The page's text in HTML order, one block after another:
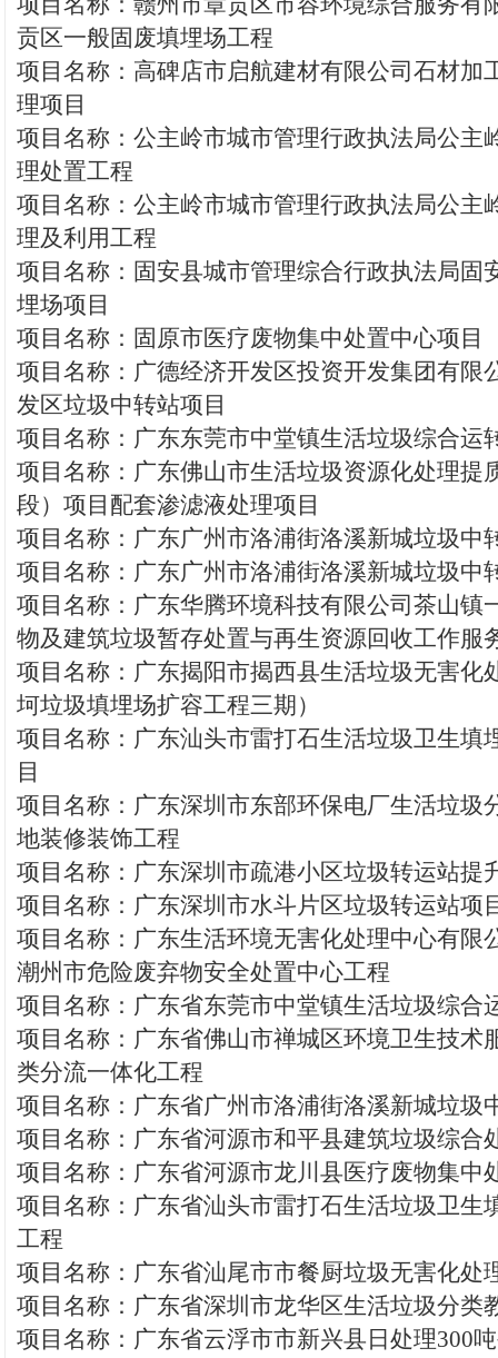
贡区一般固废填埋场工程
项目名称：高碑店市启航建材有限公司石材加
理项目
项目名称：公主岭市城市管理行政执法局公主
理处置工程
项目名称：公主岭市城市管理行政执法局公主
理及利用工程
项目名称：固安县城市管理综合行政执法局固
埋场项目
项目名称：固原市医疗废物集中处置中心项目
项目名称：广德经济开发区投资开发集团有限
发区垃圾中转站项目
项目名称：广东东莞市中堂镇生活垃圾综合运
项目名称：广东佛山市生活垃圾资源化处理提
段）项目配套渗滤液处理项目
项目名称：广东广州市洛浦街洛溪新城垃圾中
项目名称：广东广州市洛浦街洛溪新城垃圾中
项目名称：广东华腾环境科技有限公司茶山镇
物及建筑垃圾暂存处置与再生资源回收工作服
项目名称：广东揭阳市揭西县生活垃圾无害化
坷垃圾填埋场扩容工程三期）
项目名称：广东汕头市雷打石生活垃圾卫生填
目
项目名称：广东深圳市东部环保电厂生活垃圾
地装修装饰工程
项目名称：广东深圳市疏港小区垃圾转运站提
项目名称：广东深圳市水斗片区垃圾转运站项
项目名称：广东生活环境无害化处理中心有限
潮州市危险废弃物安全处置中心工程
项目名称：广东省东莞市中堂镇生活垃圾综合
项目名称：广东省佛山市禅城区环境卫生技术
类分流一体化工程
项目名称：广东省广州市洛浦街洛溪新城垃圾
项目名称：广东省河源市和平县建筑垃圾综合
项目名称：广东省河源市龙川县医疗废物集中
项目名称：广东省汕头市雷打石生活垃圾卫生
工程
项目名称：广东省汕尾市市餐厨垃圾无害化处
项目名称：广东省深圳市龙华区生活垃圾分类
项目名称：广东省云浮市市新兴县日处理300